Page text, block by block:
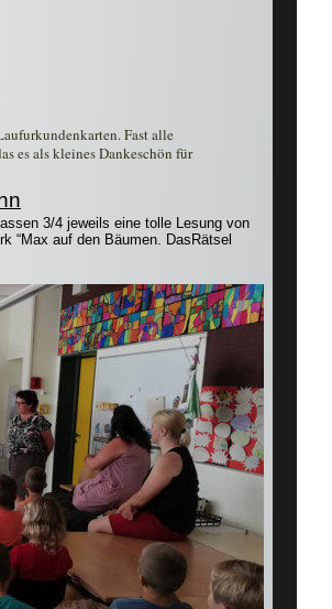
Fast alle
es als kleines Dankeschön für